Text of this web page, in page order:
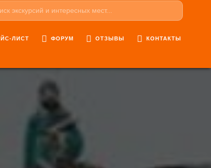
ЛИСТ ФОРУМ ОТЗЫВЫ КОНТАКТЫ